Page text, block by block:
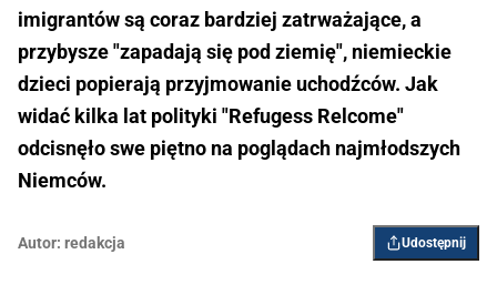
imigrantów są coraz bardziej zatrważające, a
przybysze "zapadają się pod ziemię", niemieckie
dzieci popierają przyjmowanie uchodźców. Jak
widać kilka lat polityki "Refugess Relcome"
odcisnęło swe piętno na poglądach najmłodszych
Niemców.
Autor: redakcja Udostępnij